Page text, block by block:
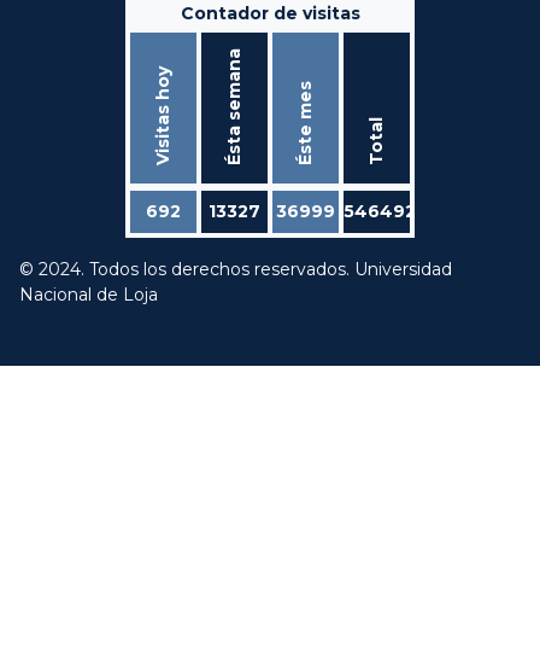
Contador de visitas
Visitas hoy Ésta semana Éste mes Total
692 13327 36999 546492
© 2024. Todos los derechos reservados. Universidad
Nacional de Loja